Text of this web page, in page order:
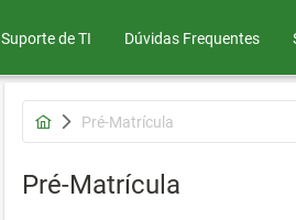
Suporte de TI Dúvidas Frequentes
Pré-Matrícula
Pré-Matrícula